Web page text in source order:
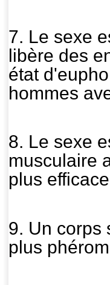
7. Le sexe
libère des
état
hommes
8. Le sexe
musculaire
plus
9. Un corps
plus